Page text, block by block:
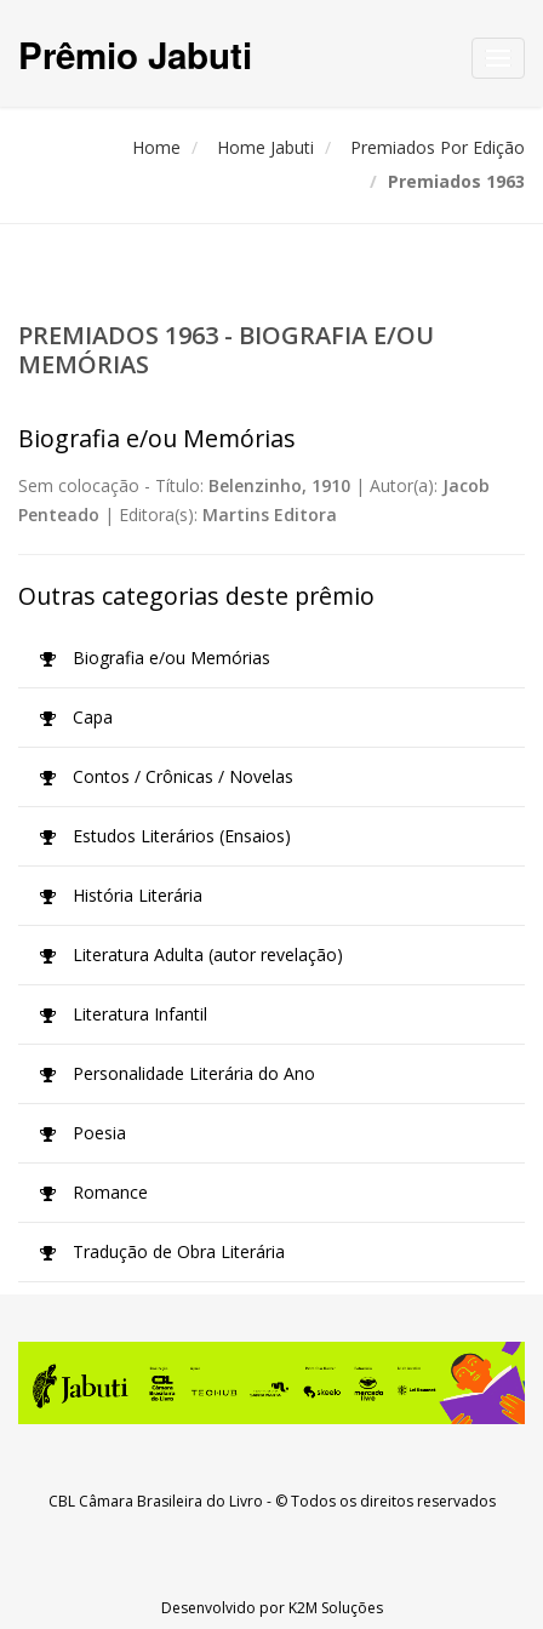
Prêmio Jabuti
Home Home Jabuti
Premiados Por Edição
Premiados 1963
PREMIADOS 1963 - BIOGRAFIA E/OU
MEMÓRIAS
Biografia e/ou Memórias
Sem colocação - Título: Belenzinho, 1910 | Autor(a): Jacob
Penteado | Editora(s): Martins Editora
Outras categorias deste prêmio
Biografia e/ou Memórias
Capa
Contos / Crônicas / Novelas
Estudos Literários (Ensaios)
História Literária
Literatura Adulta (autor revelação)
Literatura Infantil
Personalidade Literária do Ano
Poesia
Romance
Tradução de Obra Literária
CBL Câmara Brasileira do Livro - © Todos os direitos reservados
Desenvolvido porK2M Soluções